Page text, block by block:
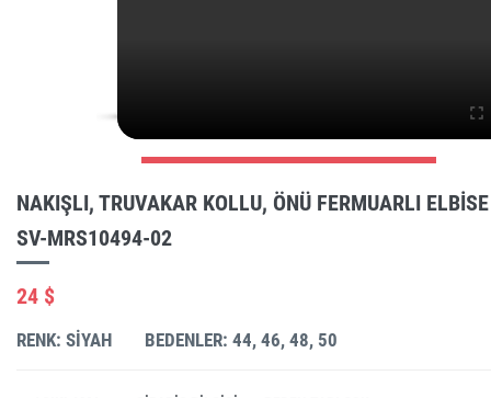
NAKIŞLI, TRUVAKAR KOLLU, ÖNÜ FERMUARLI ELBISE
SV-MRS10494-02
24 $
RENK: SIYAH BEDENLER: 44, 46, 48, 50